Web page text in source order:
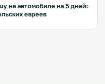
на автомобиле на 5 дней:
евреев